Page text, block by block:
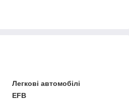
Легкові автомобілі
EFB